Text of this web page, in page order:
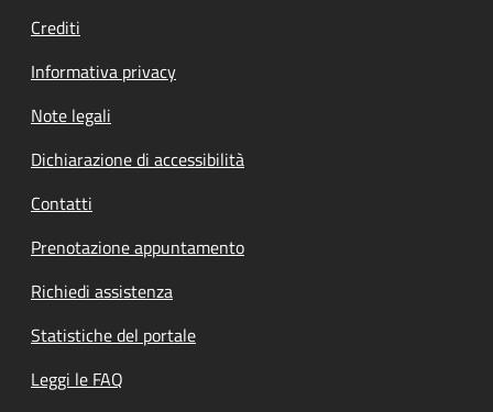
Crediti
Informativa privacy
Note legali
Dichiarazione di accessibilità
Contatti
Prenotazione appuntamento
Richiedi assistenza
Statistiche del portale
Leggi le FAQ